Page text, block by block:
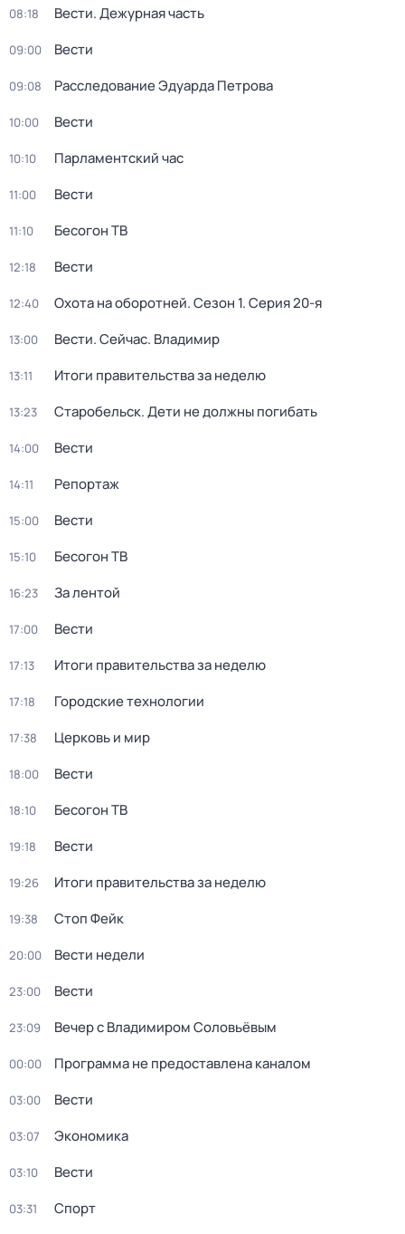
08:18 Вести. Дежурная часть
09:00 Вести
09:08 Расследование Эдуарда Петрова
10:00 Вести
10:10 Парламентский час
11:00 Вести
11:10 Бесогон ТВ
12:18 Вести
12:40 Охота на оборотней. Сезон 1. Серия 20-я
13:00 Вести. Сейчас. Владимир
13:11 Итоги правительства за неделю
13:23 Старобельск. Дети не должны погибать
14:00 Вести
14:11 Репортаж
15:00 Вести
15:10 Бесогон ТВ
16:23 За лентой
17:00 Вести
17:13 Итоги правительства за неделю
17:18 Городские технологии
17:38 Церковь и мир
18:00 Вести
18:10 Бесогон ТВ
19:18 Вести
19:26 Итоги правительства за неделю
19:38 Стоп Фейк
20:00 Вести недели
23:00 Вести
23:09 Вечер с Владимиром Соловьёвым
00:00 Программа не предоставлена каналом
03:00 Вести
03:07 Экономика
03:10 Вести
03:31 Спорт